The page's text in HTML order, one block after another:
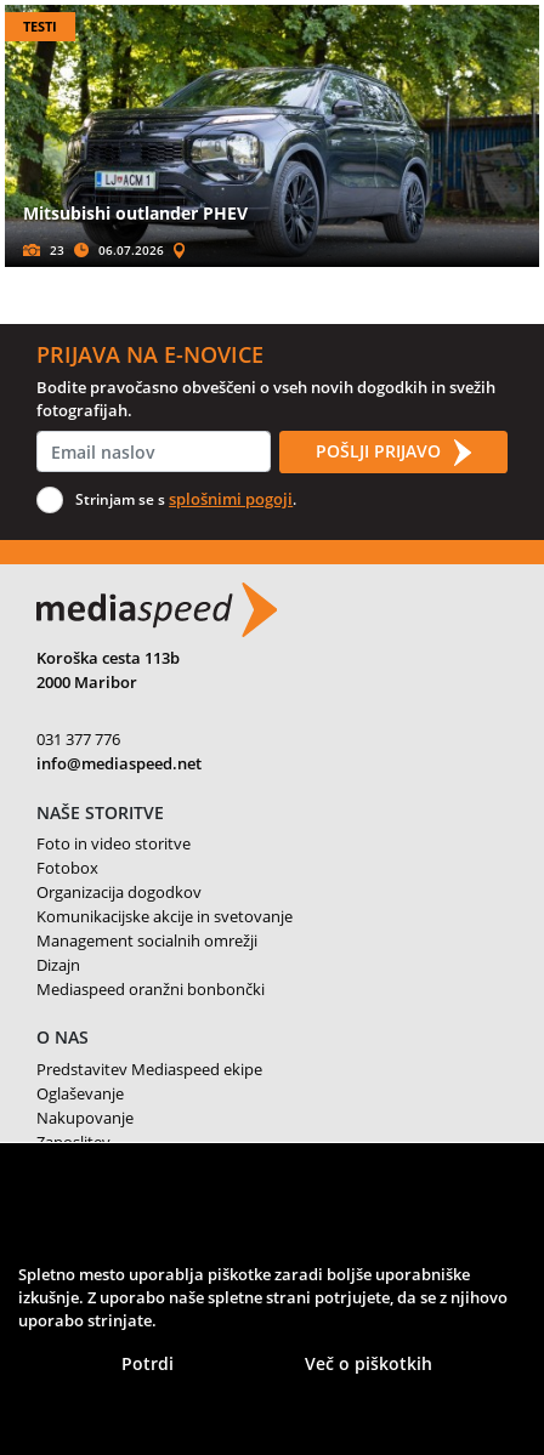
TESTI
Mitsubishi outlander PHEV
23 06.07.2026
PRIJAVA NA E-NOVICE
Bodite pravočasno obveščeni o vseh novih dogodkih in svežih
fotografijah.
POŠLJI PRIJAVO
Strinjam se ssplošnimi pogoji.
Koroška cesta 113b
2000 Maribor
031 377 776
info@mediaspeed.net
NAŠE STORITVE
Foto in video storitve
Fotobox
Organizacija dogodkov
Komunikacijske akcije in svetovanje
Management socialnih omrežji
Dizajn
Mediaspeed oranžni bonbončki
O NAS
Predstavitev Mediaspeed ekipe
Oglaševanje
Nakupovanje
Zaposlitev
SPREMLJAJTE NAS
Spletno mesto uporablja piškotke zaradi boljše uporabniške
izkušnje. Z uporabo naše spletne strani potrjujete, da se z njihovo
uporabo strinjate.
Potrdi Več o piškotkih